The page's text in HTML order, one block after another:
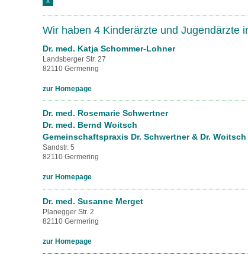
Wir haben 4 Kinderärzte und Jugendärzte
Dr. med. Katja Schommer-Lohner
Landsberger Str. 27
82110 Germering
zur Homepage
Dr. med. Rosemarie Schwertner
Dr. med. Bernd Woitsch
Gemeinschaftspraxis Dr. Schwertner & Dr. Woitsch
Sandstr. 5
82110 Germering
zur Homepage
Dr. med. Susanne Merget
Planegger Str. 2
82110 Germering
zur Homepage